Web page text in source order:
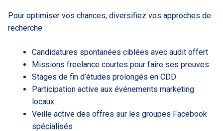
Pour optimiser vos chances, diversifiez vos approches de
recherche :
Candidatures spontanées ciblées avec audit offert
Missions freelance courtes pour faire ses preuves
Stages de fin d’études prolongés en CDD
Participation active aux événements marketing
locaux
Veille active des offres sur les groupes Facebook
spécialisés